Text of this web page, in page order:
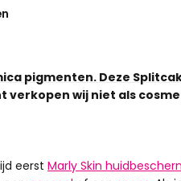
pigmenten. Deze
verkopen wij niet als
eerst Marly Skin